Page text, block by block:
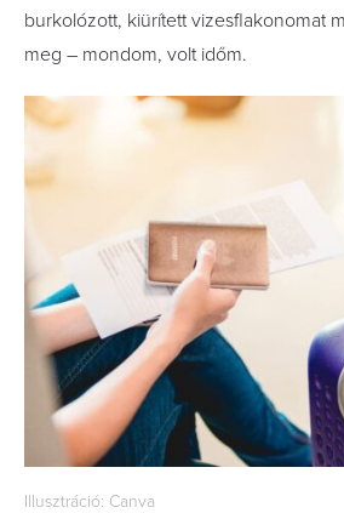
burkolózott, kiürített vizesflakonomat
meg – mondom, volt időm.
Illusztráció: Canva